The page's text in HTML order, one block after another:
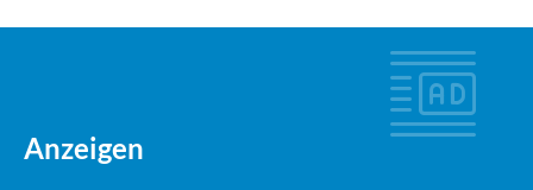
Anzeigen